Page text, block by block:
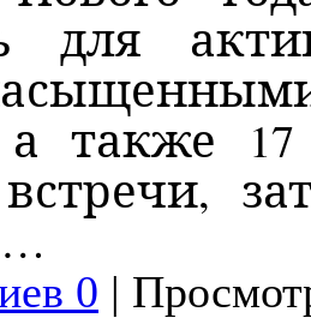
для
а также
0 |